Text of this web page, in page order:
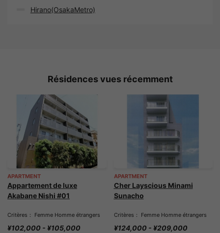
Hirano(OsakaMetro)
Résidences vues récemment
APARTMENT
Appartement de luxe
Akabane Nishi #01
Critères： Femme Homme étrangers
¥102,000 - ¥105,000
APARTMENT
Cher Layscious Minami
Sunacho
Critères： Femme Homme étrangers
¥124,000 - ¥209,000